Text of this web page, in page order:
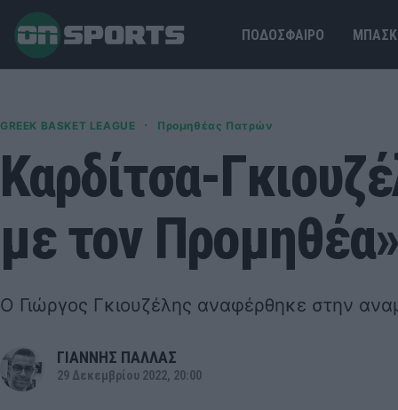
ΠΟΔΟΣΦΑΙΡΟ
GREEK BASKET LEAGUE · Προμηθέας Πατρών
Καρδίτσα-
με τον Προμηθέα»
Ο Γιώργος Γκιουζέλης αναφέρθηκε στην
ΓΙΑΝΝΗΣ ΠΑΛΛΑΣ
29 Δεκεμβρίου 2022, 20:00